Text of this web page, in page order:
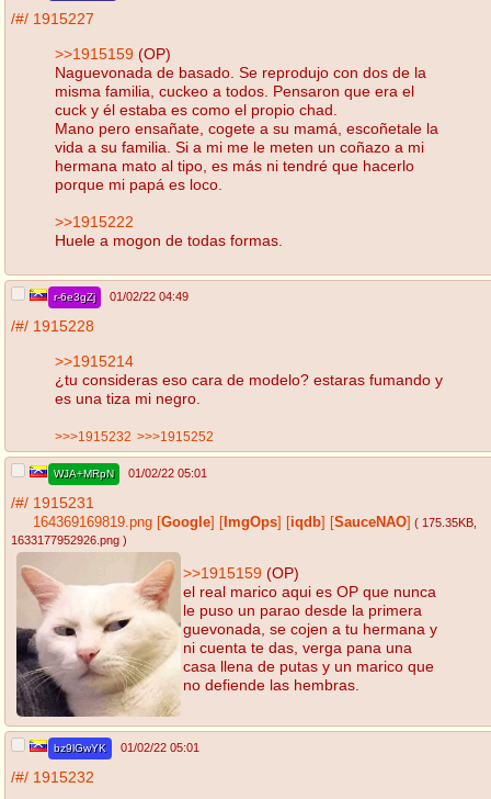
/#/ 1915227
>>1915159 (OP)
Naguevonada de basado. Se reprodujo con dos de la
misma familia, cuckeo a todos. Pensaron que era el
cuck y él estaba es como el propio chad.
Mano pero ensañate, cogete a su mamá, escoñetale la
vida a su familia. Si a mi me le meten un coñazo a mi
hermana mato al tipo, es más ni tendré que hacerlo
porque mi papá es loco.
>>1915222
Huele a mogon de todas formas.
r-6e3gZj 01/02/22 04:49
/#/ 1915228
>>1915214
¿tu consideras eso cara de modelo? estaras fumando y
es una tiza mi negro.
>>>1915232 >>>1915252
WJA+MRpN 01/02/22 05:01
/#/ 1915231
164369169819.png Google ImgOps iqdb SauceNAO ( 175.35KB
1633177952926.png )
>>1915159 (OP)
el real marico aqui es OP que nunca
le puso un parao desde la primera
guevonada, se cojen a tu hermana y
ni cuenta te das, verga pana una
casa llena de putas y un marico que
no defiende las hembras.
bz9lGwYK 01/02/22 05:01
/#/ 1915232